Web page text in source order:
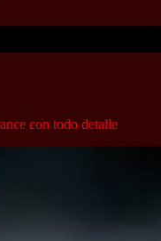
con todo detalle